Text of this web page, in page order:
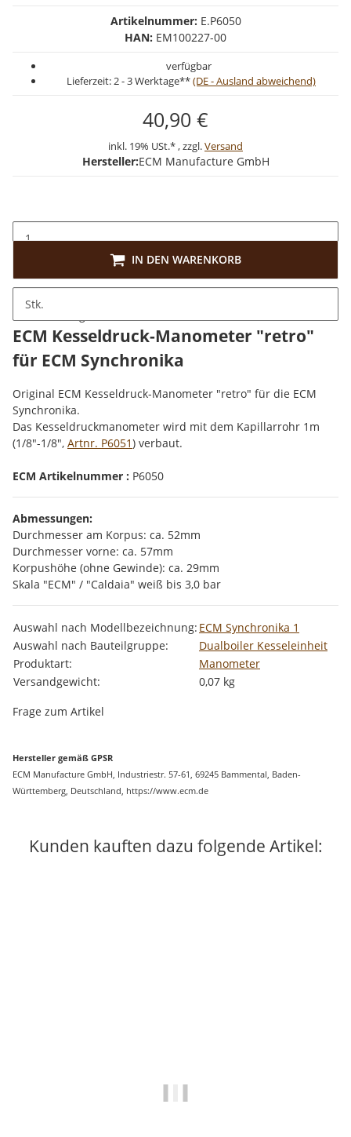
Artikelnummer: E.P6050
HAN: EM100227-00
verfügbar
Lieferzeit:2 - 3 Werktage**(DE - Ausland abweichend)
40,90 €
inkl. 19% USt.* , zzgl.Versand
Hersteller:ECM Manufacture GmbH
Stk.
IN DEN WARENKORB
Beschreibung
ECM Kesseldruck-Manometer "retro"
für ECM Synchronika
Original ECM Kesseldruck-Manometer "retro" für die ECM
Synchronika.
Das Kesseldruckmanometer wird mit dem Kapillarrohr 1m
(1/8"-1/8", Artnr. P6051) verbaut.
ECM Artikelnummer : P6050
Abmessungen:
Durchmesser am Korpus: ca. 52mm
Durchmesser vorne: ca. 57mm
Korpushöhe (ohne Gewinde): ca. 29mm
Skala "ECM" / "Caldaia" weiß bis 3,0 bar
Produkteigenschaft
Wert
Auswahl nach Modellbezeichnung: ECM Synchronika 1
Auswahl nach Bauteilgruppe:
Dualboiler Kesseleinheit
Produktart:
Manometer
Versandgewicht:
0,07 kg
Frage zum Artikel
Hersteller gemäß GPSR
ECM Manufacture GmbH, Industriestr. 57-61, 69245 Bammental, Baden-
Württemberg, Deutschland, https://www.ecm.de
Kunden kauften dazu folgende Artikel: